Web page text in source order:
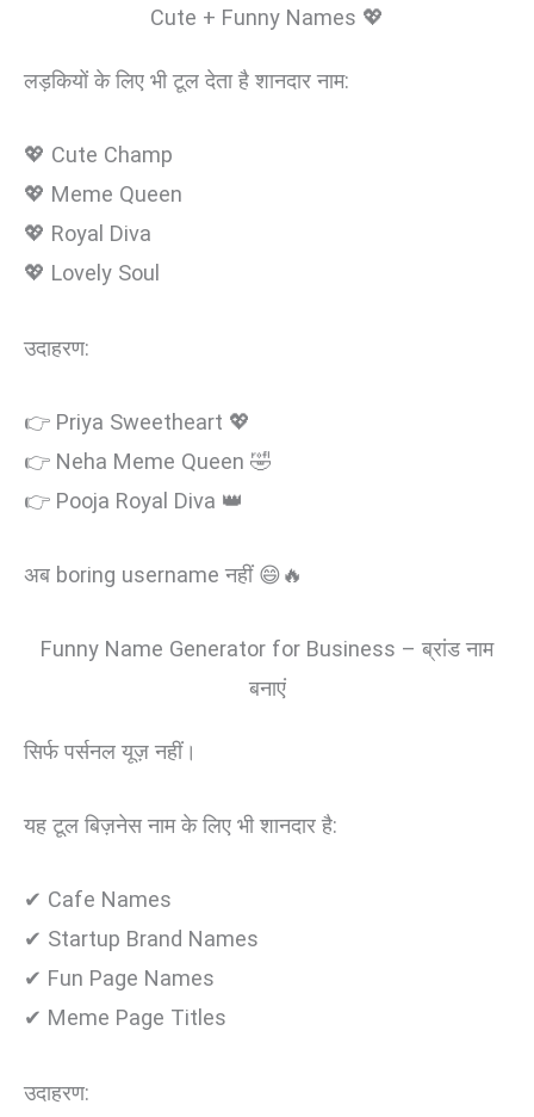
Cute + Funny Names 💖
लड़कियों के लिए भी टूल देता है शानदार नाम:
💖 Cute Champ
💖 Meme Queen
💖 Royal Diva
💖 Lovely Soul
उदाहरण:
👉 Priya Sweetheart 💖
👉 Neha Meme Queen 🤣
👉 Pooja Royal Diva 👑
अब boring username नहीं 😄🔥
Funny Name Generator for Business – ब्रांड नाम
बनाएं
सिर्फ पर्सनल यूज़ नहीं।
यह टूल बिज़नेस नाम के लिए भी शानदार है:
✔ Cafe Names
✔ Startup Brand Names
✔ Fun Page Names
✔ Meme Page Titles
उदाहरण: